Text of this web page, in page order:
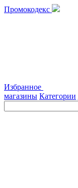
Промокодекс
Избранное
магазины Категории